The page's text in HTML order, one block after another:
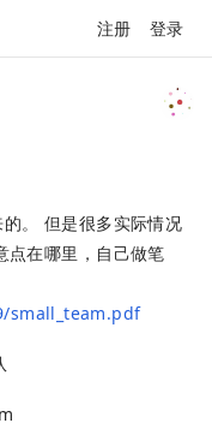
注册 登录
。 但是很多实际情况
点在哪里，自己做笔
small_team.pdf